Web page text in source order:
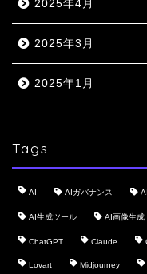
2025年4月
2025年3月
2025年1月
Tags
AI AIガバナンス
AI生成ツール AI画像生成
ChatGPT Claude
Lovart Midjourney